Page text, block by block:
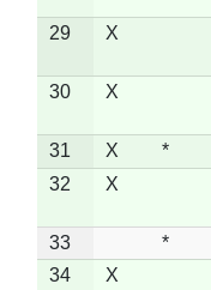
29 X
30 X
31 X *
32
X
33 *
34
X